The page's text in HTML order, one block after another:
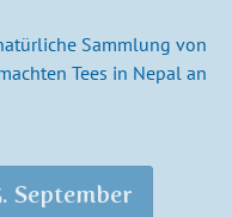
Sammlung von
Tees in Nepal an
September